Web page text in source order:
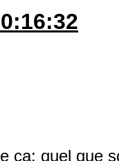
ça: quel que